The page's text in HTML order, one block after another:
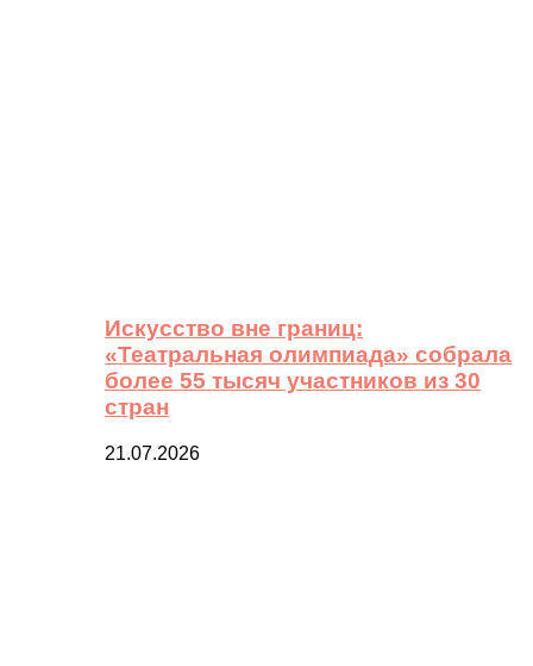
Искусство вне границ:
«Театральная олимпиада» собрала
более 55 тысяч участников из 30
стран
21.07.2026